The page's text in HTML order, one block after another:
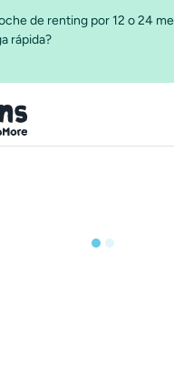
de renting por 12 o 24
rápida?